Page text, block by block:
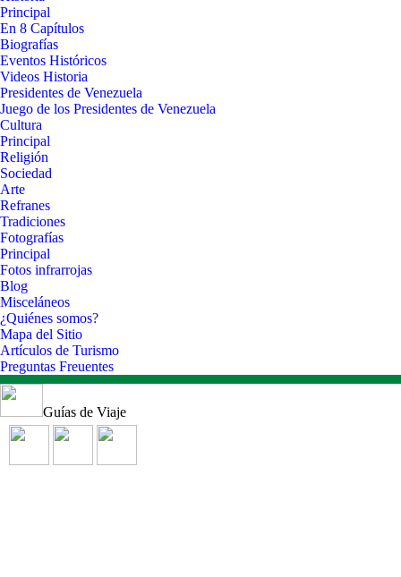
Principal
En 8 Capítulos
Biografías
Eventos Históricos
Videos Historia
Presidentes de Venezuela
Juego de los Presidentes de Venezuela
Cultura
Principal
Religión
Sociedad
Arte
Refranes
Tradiciones
Fotografías
Principal
Fotos infrarrojas
Blog
Misceláneos
¿Quiénes somos?
Mapa del Sitio
Artículos de Turismo
Preguntas Freuentes
Guías de Viaje